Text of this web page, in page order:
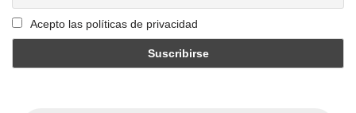
Acepto las políticas de privacidad